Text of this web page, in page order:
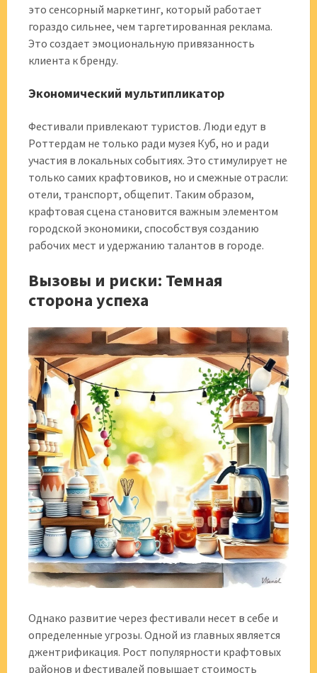
это сенсорный маркетинг, который работает
гораздо сильнее, чем таргетированная реклама.
Это создает эмоциональную привязанность
клиента к бренду.
Экономический мультипликатор
Фестивали привлекают туристов. Люди едут в
Роттердам не только ради музея Куб, но и ради
участия в локальных событиях. Это стимулирует не
только самих крафтовиков, но и смежные отрасли:
отели, транспорт, общепит. Таким образом,
крафтовая сцена становится важным элементом
городской экономики, способствуя созданию
рабочих мест и удержанию талантов в городе.
Вызовы и риски: Темная
сторона успеха
Однако развитие через фестивали несет в себе и
определенные угрозы. Одной из главных является
джентрификация. Рост популярности крафтовых
районов и фестивалей повышает стоимость